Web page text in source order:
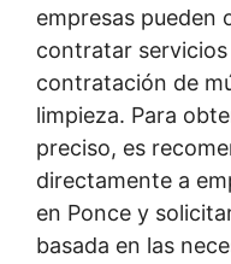
empresas pueden
contratar
contratación de
limpieza. Para
preciso, es
directamente a
en Ponce y
basada en las